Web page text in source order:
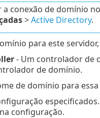
conexão de domínio no
>Active Directory.
para este
- Um controlador de
de domínio.
de domínio para
configuração.